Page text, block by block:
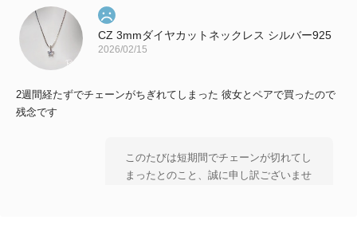
CZ 3mmダイヤカットネックレス シルバー925
2026/02/15
2週間経たずでチェーンがちぎれてしまった 彼女とペアで買ったので
残念です
このたびは短期間でチェーンが切れてし
まったとのこと、誠に申し訳ございませ